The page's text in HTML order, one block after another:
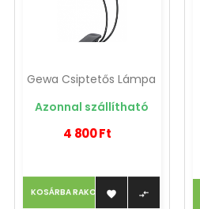
Gewa Csiptetős Lámpa
Azonnal szállítható
4 800 Ft
KOSÁRBA RAKOM  